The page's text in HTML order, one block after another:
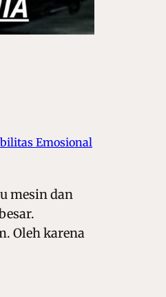
Emosional
mesin dan
Oleh karena